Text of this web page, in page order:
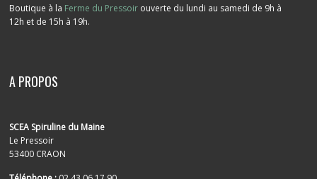
Boutique à la Ferme du Pressoir ouverte du lundi au samedi de 9h à
12h et de 15h à 19h.
A PROPOS
SCEA Spiruline du Maine
Le Pressoir
53400 CRAON